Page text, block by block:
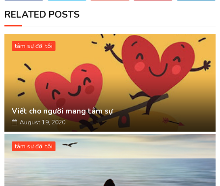
RELATED POSTS
tâm sự đời tôi
Viết cho người mang tâm sự
August 19, 2020
tâm sự đời tôi